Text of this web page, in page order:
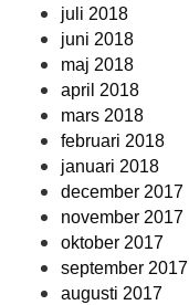
juli 2018
juni 2018
maj 2018
april 2018
mars 2018
februari 2018
januari 2018
december 2017
november 2017
oktober 2017
september 2017
augusti 2017